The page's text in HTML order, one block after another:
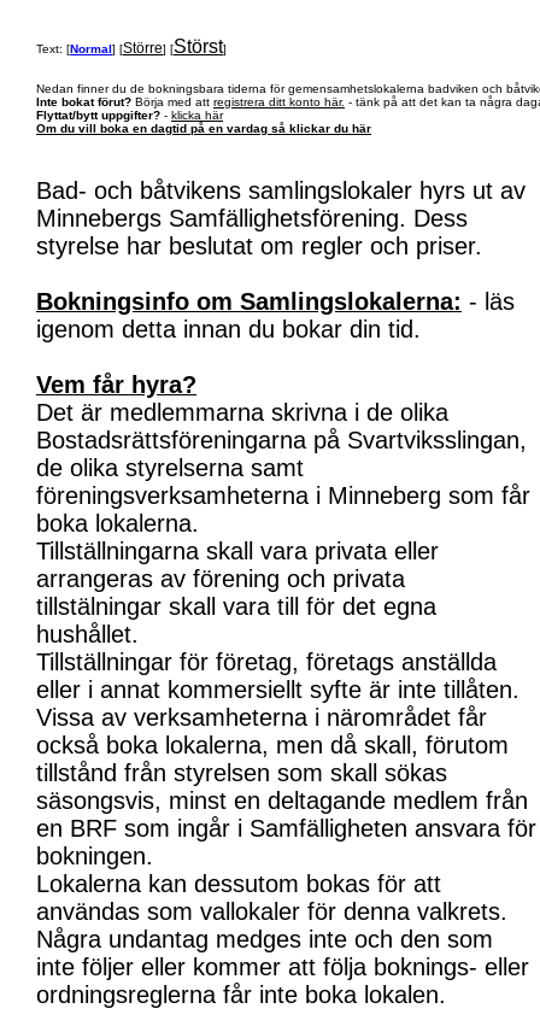
Text: [Normal] [Större] [Störst]
Nedan finner du de bokningsbara tiderna för gemensamhetslokalerna badviken och
Inte bokat förut? Börja med att registrera ditt konto här. - tänk på att det kan ta några
Flyttat/bytt uppgifter? - klicka här
Om du vill boka en dagtid på en vardag så klickar du här
Bad- och båtvikens samlingslokaler hyrs ut av
Minnebergs Samfällighetsförening. Dess
styrelse har beslutat om regler och priser.
Bokningsinfo om Samlingslokalerna: - läs
igenom detta innan du bokar din tid.
Vem får hyra?
Det är medlemmarna skrivna i de olika
Bostadsrättsföreningarna på Svartviksslingan,
de olika styrelserna samt
föreningsverksamheterna i Minneberg som får
boka lokalerna.
Tillställningarna skall vara privata eller
arrangeras av förening och privata
tillstälningar skall vara till för det egna
hushållet.
Tillställningar för företag, företags anställda
eller i annat kommersiellt syfte är inte tillåten.
Vissa av verksamheterna i närområdet får
också boka lokalerna, men då skall, förutom
tillstånd från styrelsen som skall sökas
säsongsvis, minst en deltagande medlem från
en BRF som ingår i Samfälligheten ansvara för
bokningen.
Lokalerna kan dessutom bokas för att
användas som vallokaler för denna valkrets.
Några undantag medges inte och den som
inte följer eller kommer att följa boknings- eller
ordningsreglerna får inte boka lokalen.